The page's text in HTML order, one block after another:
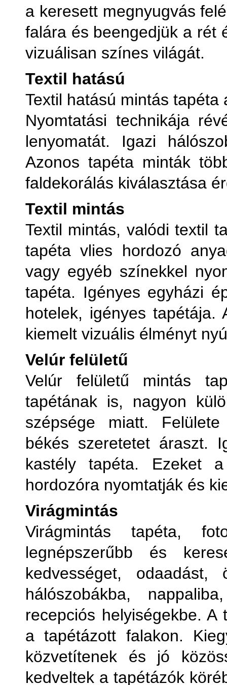
a keresett megnyugvás
falára és beengedjük a rét
vizuálisan színes világát.
Textil hatású
Textil hatású mintás
Nyomtatási technikája
lenyomatát. Igazi
Azonos tapéta minták
faldekorálás kiválasztása
Textil mintás
Textil mintás, valódi textil
tapéta vlies hordozó
vagy egyéb színekkel
tapéta. Igényes egyházi
hotelek, igényes tapétája.
kiemelt vizuális élményt
Velúr felületű
Velúr felületű mintás
tapétának is, nagyon
szépsége miatt.
békés szeretetet áraszt.
kastély tapéta. Ezeket
hordozóra nyomtatják és
Virágmintás
Virágmintás tapéta,
legnépszerűbb és
kedvességet,
hálószobákba,
recepciós helyiségekbe.
a tapétázott falakon.
közvetítenek és jó
kedveltek a tapétázók